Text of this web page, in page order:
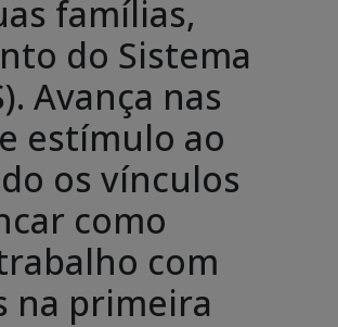
famílias,
do Sistema
Avança nas
estímulo ao
os vínculos
como
com
na primeira